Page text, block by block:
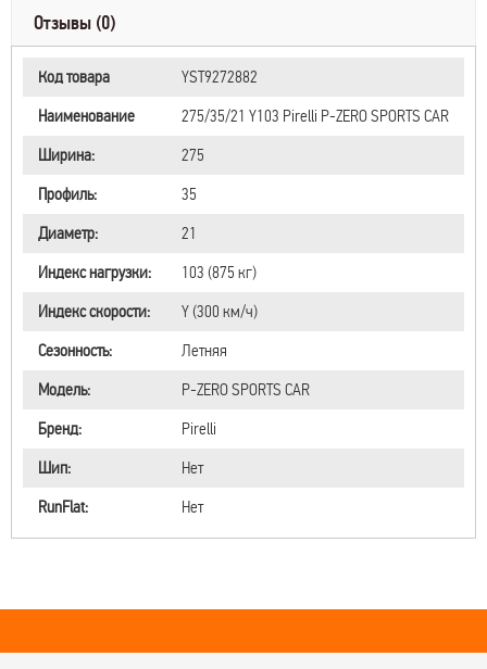
Отзывы (0)
Код товара
YST9272882
Наименование
275/35/21 Y103 Pirelli P-ZERO SPORTS CAR
Ширина:
275
Профиль:
35
Диаметр:
21
Индекс нагрузки:
103 (875 кг)
Индекс скорости:
Y (300 км/ч)
Сезонность:
Летняя
Модель:
P-ZERO SPORTS CAR
Бренд:
Pirelli
Шип:
Нет
RunFlat:
Нет